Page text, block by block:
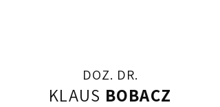
DOZ. DR.
KLAUS BOBACZ